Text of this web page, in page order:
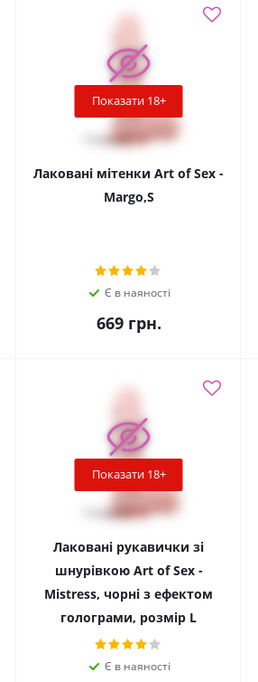
Показати 18+
Лаковані мітенки Art of Sex -
Margo,S
Є в наяності
669грн.
Показати 18+
Лаковані рукавички зі
шнурівкою Art of Sex -
Mistress, чорні з ефектом
голограми, розмір L
Є в наяності